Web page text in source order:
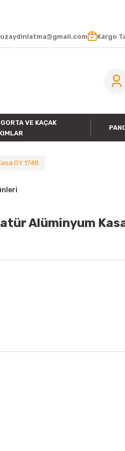
Kargo
VE KAÇAK
GY 1748
Alüminyum